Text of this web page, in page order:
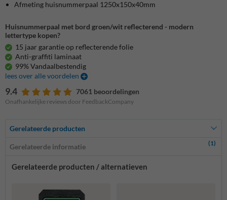
Afmeting huisnummerpaal 1250x150x40mm
Huisnummerpaal met bord groen/wit reflecterend - modern
lettertype kopen?
15 jaar garantie op reflecterende folie
Anti-graffiti laminaat
99% Vandaalbestendig
lees over alle voordelen
9.4 7061 beoordelingen
Onafhankelijke reviews door FeedbackCompany
Gerelateerde producten
Gerelateerde informatie (1)
Gerelateerde producten / alternatieven